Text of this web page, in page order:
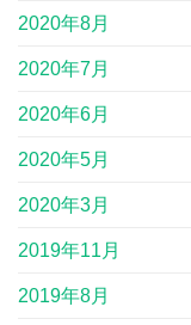
2020年8月
2020年7月
2020年6月
2020年5月
2020年3月
2019年11月
2019年8月